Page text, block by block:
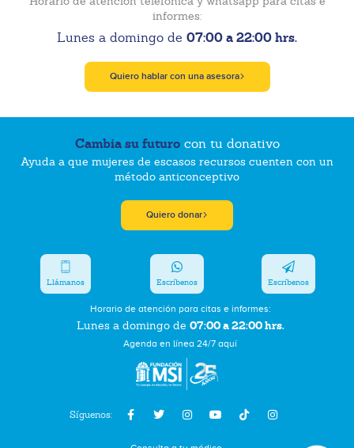
informes:
Lunes a domingo de 07:00 a 22:00 hrs.
Quiero hablar con una asesora
Cambia su futurocon tu donativo
Ayuda a que mujeres de escasos recursos cuenten con un
método anticonceptivo
Quiero donar
Síguenos:
Horario de atención para citas e informes:
Lunes a domingo de 07:00 a 22:00 hrs.
Agenda en línea 24/7 aquí
Llámanos Escríbenos Escríbenos